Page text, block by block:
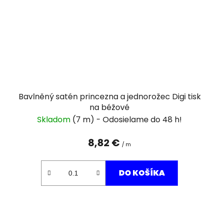
Bavlněný satén princezna a jednorožec Digi tisk
na béžové
Skladom (7 m)
8,82 € / m
DO KOŠÍKA